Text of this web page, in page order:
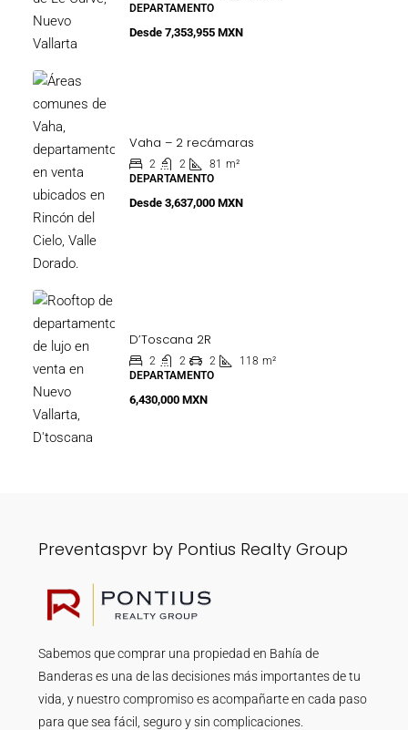
DEPARTAMENTO
Desde 7,353,955 MXN
Vaha – 2 recámaras
2 2 81 m²
DEPARTAMENTO
Desde 3,637,000 MXN
D’Toscana 2R
2 2 2 118 m²
DEPARTAMENTO
6,430,000 MXN
Preventaspvr by Pontius Realty Group
Sabemos que comprar una propiedad en Bahía de
Banderas es una de las decisiones más importantes de tu
vida, y nuestro compromiso es acompañarte en cada paso
para que sea fácil, seguro y sin complicaciones.